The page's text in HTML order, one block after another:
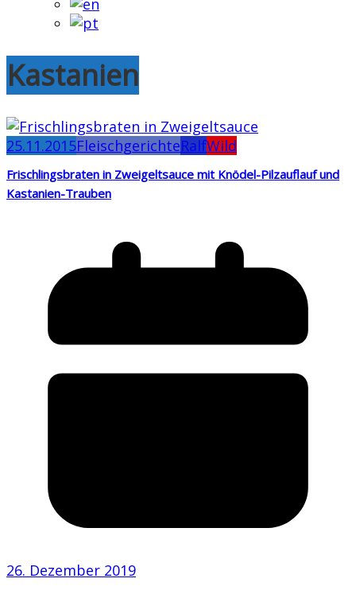
Kastanien
25.11.2015FleischgerichteRalfWild
Frischlingsbraten in Zweigeltsauce mit Knödel-Pilzauflauf und
Kastanien-Trauben
26. Dezember 2019